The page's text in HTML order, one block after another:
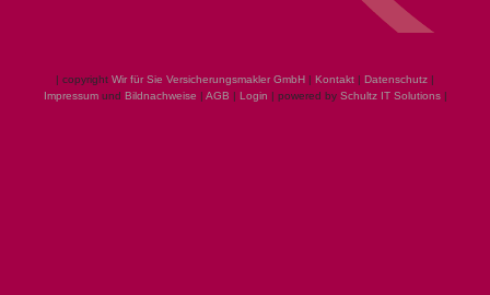
| copyright Wir für Sie Versicherungsmakler GmbH | Kontakt | Datenschutz |
Impressumund Bildnachweise | AGB | Login | powered by Schultz IT Solutions|